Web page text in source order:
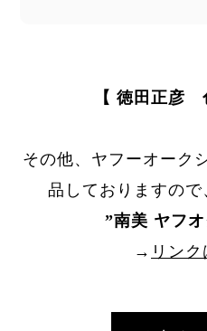
【 徳田正彦
その他、ヤフーオーク
品しておりますので
”南美 ヤフ
→ リン